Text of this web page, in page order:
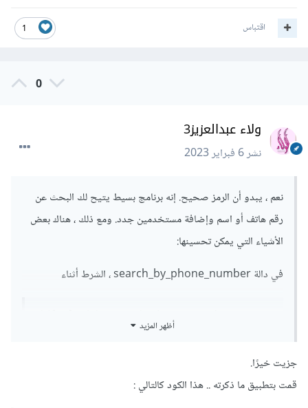
1 اقتباس
0
ولاء عبدالعزيز3
نشر6 فبراير 2023
نعم ، يبدو أن الرمز صحيح. إنه برنامج بسيط يتيح لك البحث عن
رقم هاتف أو اسم وإضافة مستخدمين جدد. ومع ذلك ، هناك بعض
الأشياء التي يمكن تحسينها:
في دالة search_by_phone_number ، الشرط أثناء
كلا الشرطين صحيحًا
أظهر المزيد
جزيت خيرًا.
قمت بتطبيق ما ذكرته .. هذا الكود كالتالي